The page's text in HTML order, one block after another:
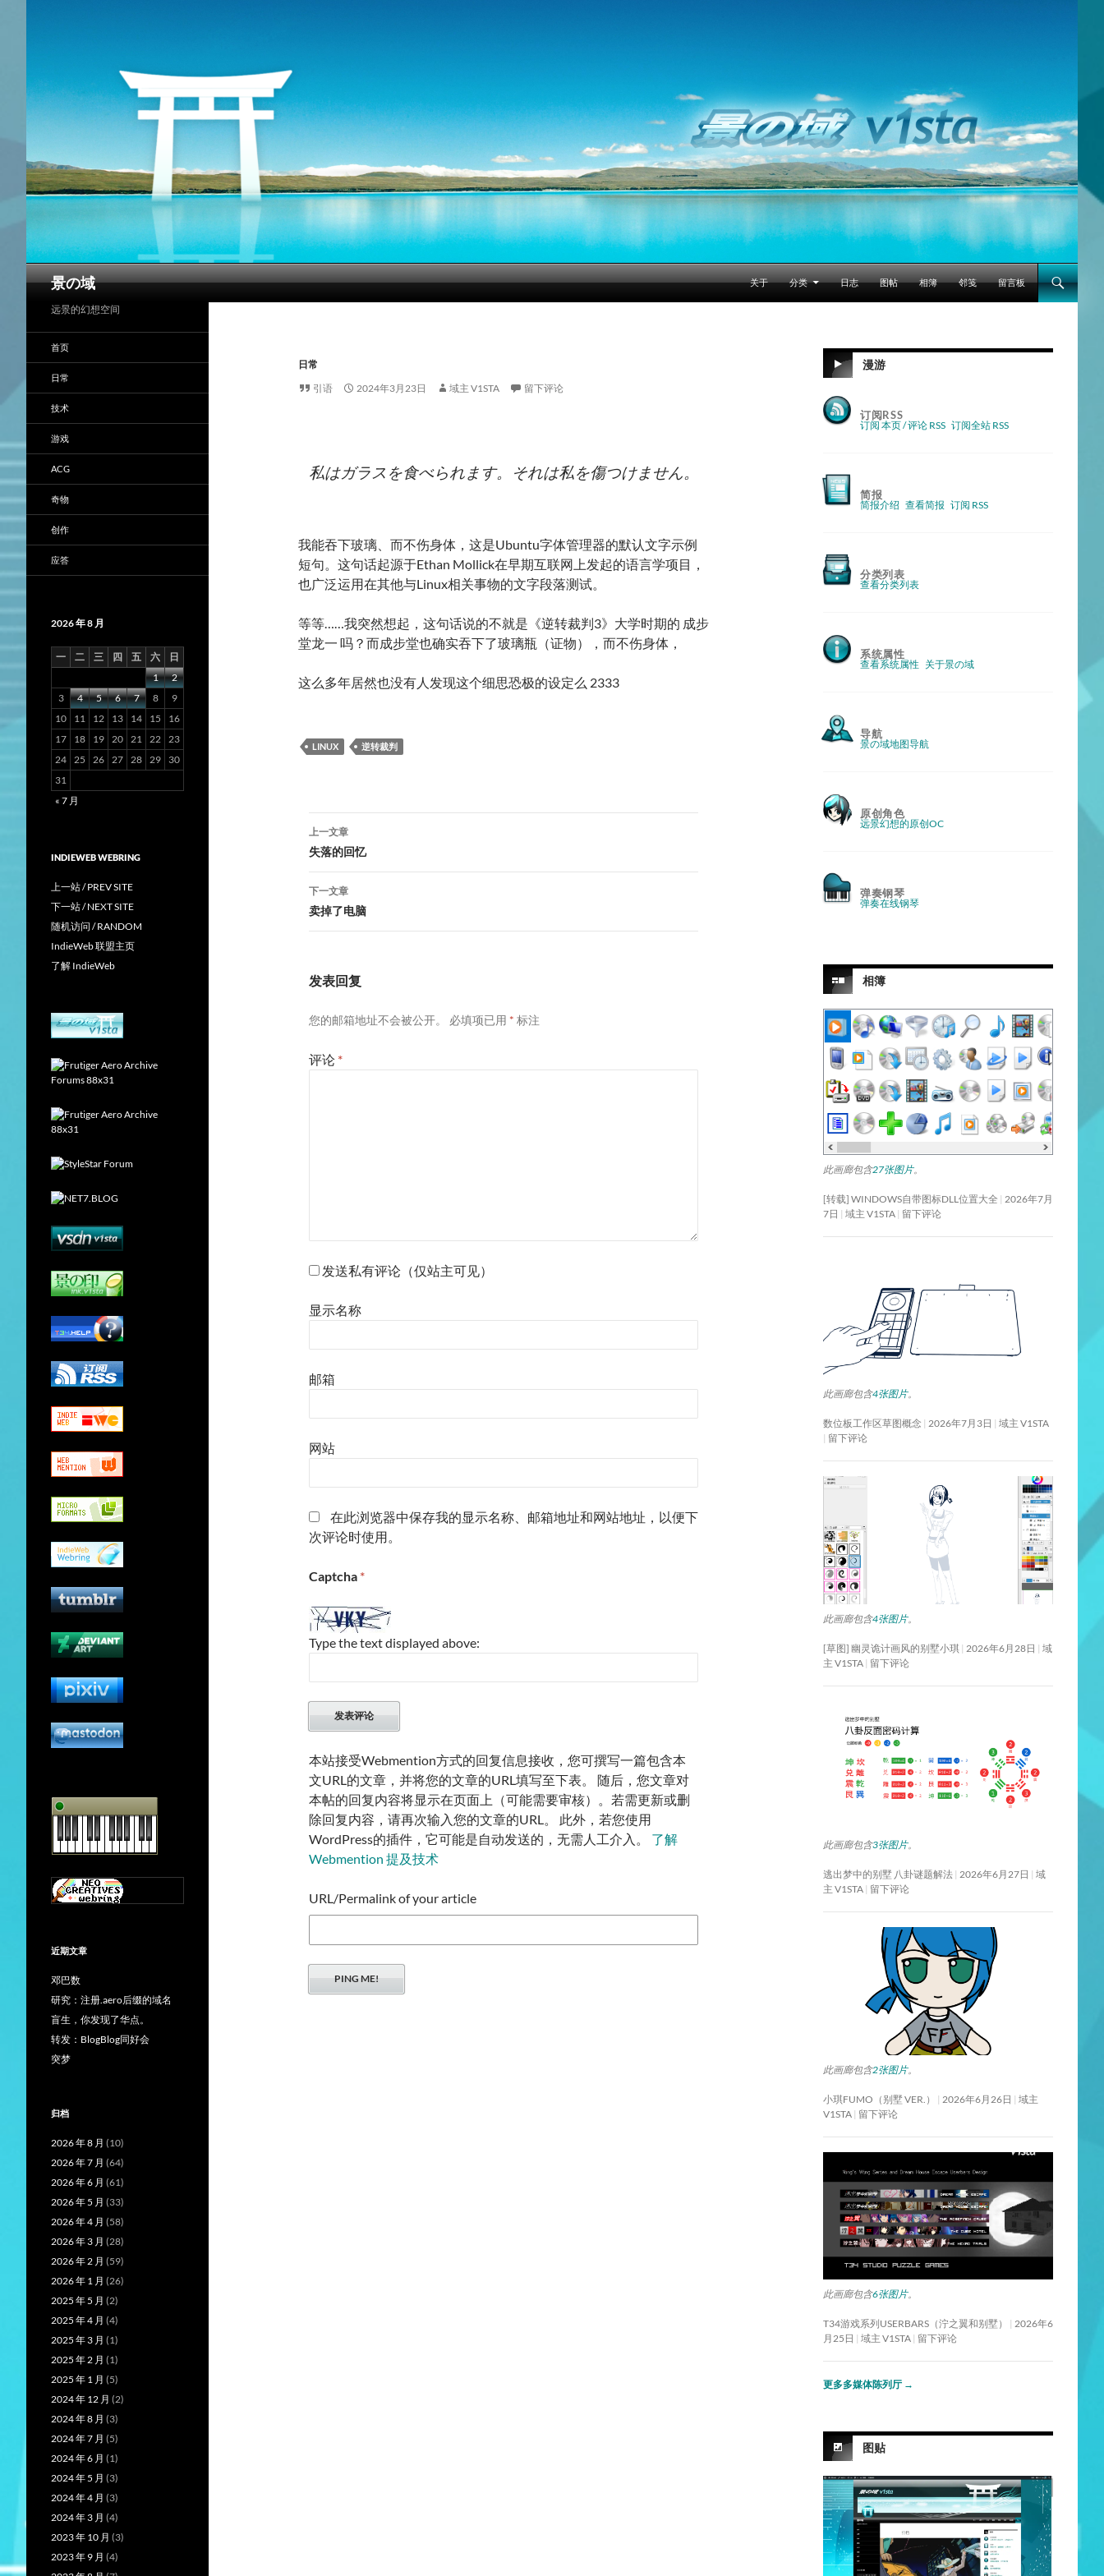
景の域
搜
跳至正文
关于
分类 日志 图帖 相簿 邻笺 留言板
日常
引语
2024年3月23日 域主 V1STA 留下评论
私はガラスを食べられます。それは私を傷つけません。
我能吞下玻璃、而不伤身体，这是Ubuntu字体管理器的默认文字示例
短句。这句话起源于Ethan Mollick在早期互联网上发起的语言学项目，
也广泛运用在其他与Linux相关事物的文字段落测试。
等等……我突然想起，这句话说的不就是《逆转裁判3》大学时期的 成步
堂龙一 吗？而成步堂也确实吞下了玻璃瓶（证物），而不伤身体，
这么多年居然也没有人发现这个细思恐极的设定么 2333
LINUX 逆转裁判
文
章
导
航
上一文章
失落的回忆
下一文章
卖掉了电脑
发表回复
您的邮箱地址不会被公开。 必填项已用 * 标注
评论 *
发送私有评论（仅站主可见）
显示名称
邮箱
网站
在此浏览器中保存我的显示名称、邮箱地址和网站地址，以便下
次评论时使用。
Captcha *
Type the text displayed above:
本站接受Webmention方式的回复信息接收，您可撰写一篇包含本
文URL的文章，并将您的文章的URL填写至下表。 随后，您文章对
本帖的回复内容将显示在页面上（可能需要审核）。若需更新或删
除回复内容，请再次输入您的文章的URL。 此外，若您使用
WordPress的插件，它可能是自动发送的，无需人工介入。 了解
Webmention 提及技术
URL/Permalink of your article
漫游
订阅RSS
订阅 本页 / 评论 RSS 订阅全站 RSS
简报
简报介绍 查看简报 订阅 RSS
分类列表
查看分类列表
系统属性
查看系统属性 关于景の域
导航
景の域地图导航
原创角色
远景幻想的原创OC
弹奏钢琴
弹奏在线钢琴
相簿
此画廊包含27张图片。
[转载] WINDOWS自带图标DLL位置大全 2026年7月
7日
域主 V1STA 留下评论
此画廊包含4张图片。
数位板工作区草图概念 2026年7月3日
域主 V1STA
留下评论
此画廊包含4张图片。
[草图] 幽灵诡计画风的别墅小琪 2026年6月28日
域
主 V1STA 留下评论
此画廊包含3张图片。
逃出梦中的别墅 八卦谜题解法 2026年6月27日
域
主 V1STA 留下评论
此画廊包含2张图片。
小琪FUMO（别墅 VER.） 2026年6月26日
域主
V1STA 留下评论
此画廊包含6张图片。
T34游戏系列USERBARS（泞之翼和别墅）
2026年6
月25日
域主 V1STA 留下评论
更多多媒体陈列厅 →
图贴
远景的幻想空间
首页
日常
技术
游戏
ACG
奇物
创作
应答
2026 年 8 月
一 二 三 四 五 六
日
1
2
3
4 5 6 7 8
9
10
11 12 13 14 15
16
17
18 19 20 21 22 23
24 25 26 27 28 29
30
31
« 7 月
INDIEWEB WEBRING
上一站 / PREV SITE
下一站 / NEXT SITE
随机访问 / RANDOM
IndieWeb 联盟主页
了解 IndieWeb
近期文章
邓巴数
研究：注册.aero后缀的域名
盲生，你发现了华点。
转发：BlogBlog同好会
突梦
归档
2026 年 8 月 (10)
2026 年 7 月 (64)
2026 年 6 月 (61)
2026 年 5 月 (33)
2026 年 4 月 (58)
2026 年 3 月 (28)
2026 年 2 月 (59)
2026 年 1 月 (26)
2025 年 5 月 (2)
2025 年 4 月 (4)
2025 年 3 月 (1)
2025 年 2 月 (1)
2025 年 1 月 (5)
2024 年 12 月 (2)
2024 年 8 月 (3)
2024 年 7 月 (5)
2024 年 6 月 (1)
2024 年 5 月 (3)
2024 年 4 月 (3)
2024 年 3 月 (4)
2023 年 10 月 (3)
2023 年 9 月 (4)